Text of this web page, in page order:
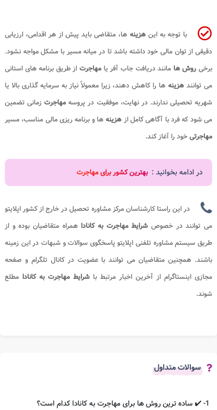
با توجه به این هزینه ها، متقاضی باید پیش از هر اقدامی، ارزیابی
دقیقی از توان مالی خود داشته باشد تا در میانه مسیر با مشکل مواجه نشود.
برخی روش ها مانند دریافت جاب آفر یا مهاجرت از طریق برنامه های استانی
می توانند هزینه ها را کاهش دهند، زیرا معمولاً نیاز به سرمایه گذاری بالا یا
شهریه تحصیلی ندارند. در نهایت، موفقیت در پروسه مهاجرت زمانی تضمین
می شود که فرد با آگاهی کامل از هزینه ها و برنامه ریزی مالی مناسب، مسیر
مهاجرتیخود را آغاز کند.
در ادامه بخوانید : بهترین کشور برای مهاجرت
در این راستا کارشناسان مرکز مشاوره تحصیل در خارج از کشور اپلایتو
می توانند در خصوص شرایط مهاجرت به کانادا همراه متقاضیان بوده و از
طریق سیستم مشاوره تلفنی اپلایتو پاسخگوی سوالات و شبهات در این زمینه
باشند. همچنین متقاضیان می توانند با عضویت در کانال تلگرام و صفحه
مجازی اینستاگرام از آخرین اخبار مرتبط با شرایط مهاجرت به کانادا مطلع
شوند.
سوالات متداول
1- ✔️ ساده ترین روش ها برای مهاجرت به کانادا کدام است؟